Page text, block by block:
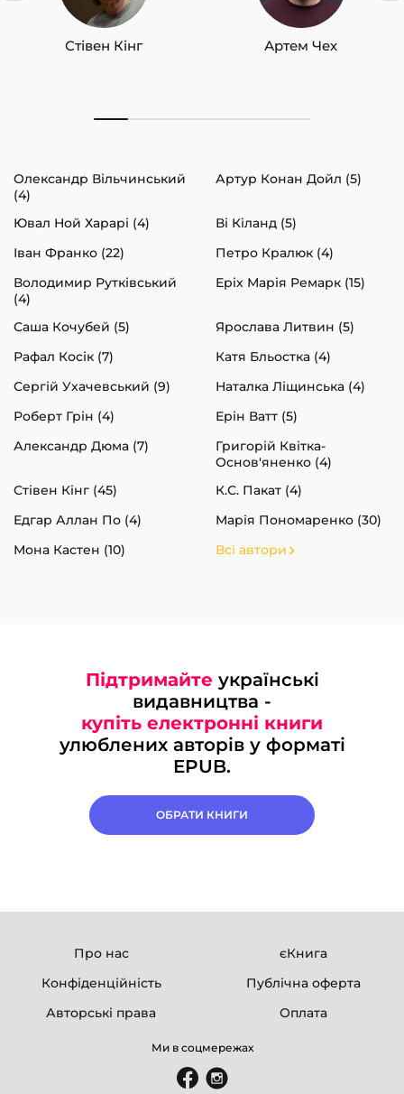
Стівен Кінг Артем Чех
Олександр Вільчинський
(4)
Артур Конан Дойл (5)
Ювал Ной Харарі (4)
Ві Кіланд (5)
Іван Франко (22)
Петро Кралюк (4)
Володимир Рутківський
(4)
Еріх Марія Ремарк (15)
Саша Кочубей (5)
Ярослава Литвин (5)
Рафал Косік (7)
Катя Бльостка (4)
Сергій Ухачевський (9)
Наталка Ліщинська (4)
Роберт Грін (4)
Ерін Ватт (5)
Александр Дюма (7)
Григорій Квітка-
Основ'яненко (4)
Стівен Кінг (45)
К.С. Пакат (4)
Едгар Аллан По (4)
Марія Пономаренко (30)
Мона Кастен (10)
Всі автори
Підтримайте українські
видавництва -
купіть електронні книги
улюблених авторів у форматі
EPUB.
ОБРАТИ КНИГИ
Про нас
єКнига
Конфіденційність
Публічна оферта
Авторські права
Оплата
Ми в соцмережах